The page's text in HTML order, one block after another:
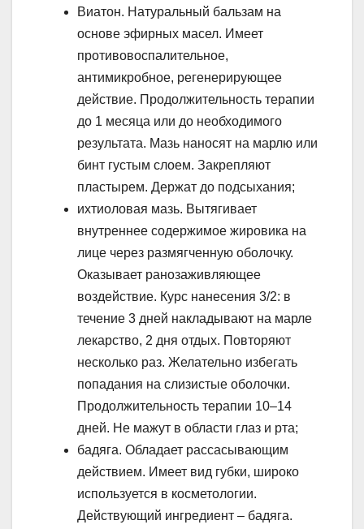
Виатон. Натуральный бальзам на
основе эфирных масел. Имеет
противовоспалительное,
антимикробное, регенерирующее
действие. Продолжительность терапии
до 1 месяца или до необходимого
результата. Мазь наносят на марлю или
бинт густым слоем. Закрепляют
пластырем. Держат до подсыхания;
ихтиоловая мазь. Вытягивает
внутреннее содержимое жировика на
лице через размягченную оболочку.
Оказывает ранозаживляющее
воздействие. Курс нанесения 3/2: в
течение 3 дней накладывают на марле
лекарство, 2 дня отдых. Повторяют
несколько раз. Желательно избегать
попадания на слизистые оболочки.
Продолжительность терапии 10–14
дней. Не мажут в области глаз и рта;
бадяга. Обладает рассасывающим
действием. Имеет вид губки, широко
используется в косметологии.
Действующий ингредиент – бадяга.